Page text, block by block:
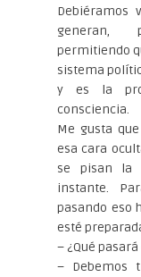
Debiéramos
generan,
permitiendo
sistema
y es la
consciencia.
Me gusta
esa cara
se pisan la
instante.
pasando eso
esté
– ¿Qué
– Debemos